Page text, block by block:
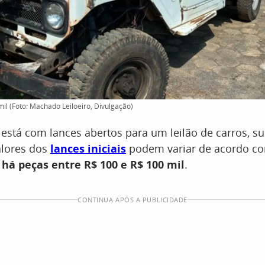
(Foto: Machado Leiloeiro, Divulgação)
está com lances abertos para um leilão de carros,
dos lances iniciais podem variar de acordo
há peças entre R$ 100 e R$ 100 mil.
CONTINUA APÓS A PUBLICIDADE